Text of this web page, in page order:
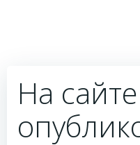
На